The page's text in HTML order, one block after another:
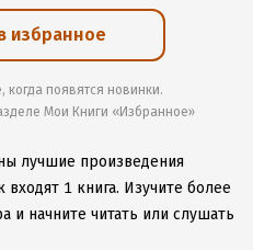
избранное
появятся новинки.
Мои Книги «Избранное»
лучшие произведения
входят 1 книга. Изучите более
и начните читать или слушать